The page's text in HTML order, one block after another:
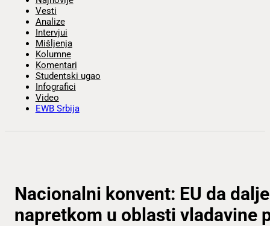
Vesti
Analize
Intervjui
Mišljenja
Kolumne
Komentari
Studentski ugao
Infografici
Video
EWB Srbija
Nacionalni konvent: EU da
napretkom u oblasti vladavine